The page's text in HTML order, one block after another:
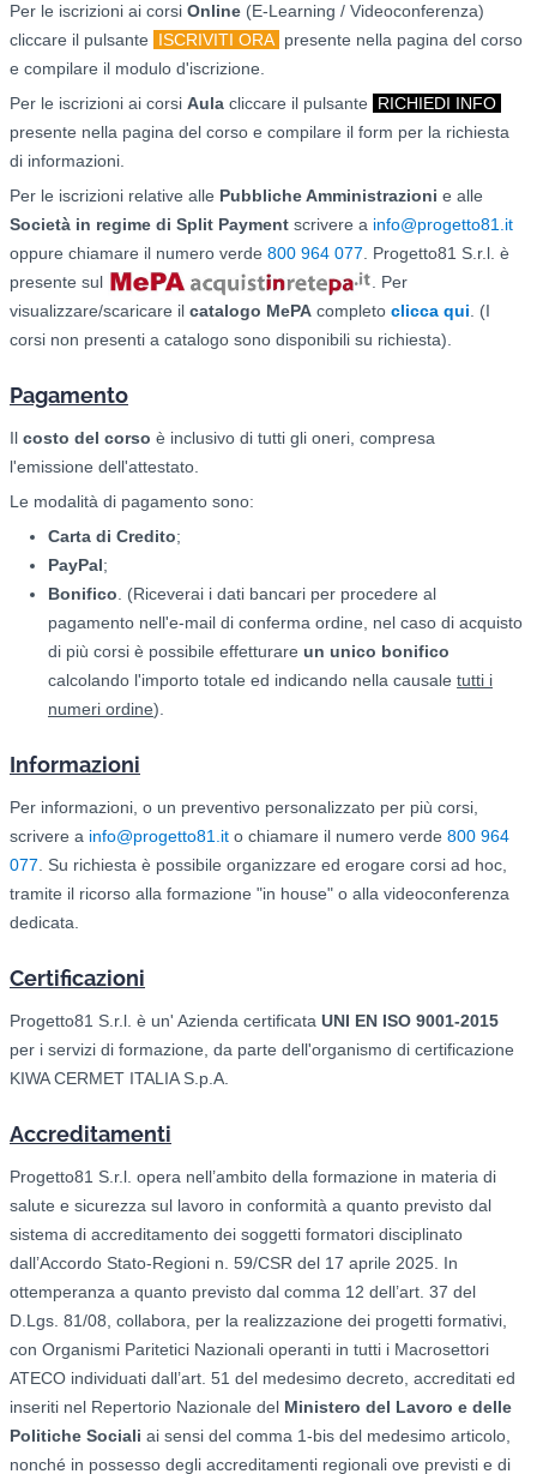
Per le iscrizioni ai corsi Online (E-Learning / Videoconferenza)
cliccare il pulsante
ISCRIVITI ORA presente nella pagina del corso
e compilare il modulo d'iscrizione.
Per le iscrizioni ai corsi Aula cliccare il pulsante
RICHIEDI INFO
presente nella pagina del corso e compilare il form per la richiesta
di informazioni.
Per le iscrizioni relative alle Pubbliche Amministrazioni e alle
Società in regime di Split Payment scrivere a info@progetto81.it
oppure chiamare il numero verde 800 964 077. Progetto81 S.r.l. è
presente sul
. Per
visualizzare/scaricare il catalogo MePA completo clicca qui. (I
corsi non presenti a catalogo sono disponibili su richiesta).
Pagamento
Il costo del corso è inclusivo di tutti gli oneri, compresa
l'emissione dell'attestato.
Le modalità di pagamento sono:
Carta di Credito;
PayPal;
Bonifico. (Riceverai i dati bancari per procedere al
pagamento nell'e-mail di conferma ordine, nel caso di acquisto
di più corsi è possibile effetturare un unico bonifico
calcolando l'importo totale ed indicando nella causale tutti i
numeri ordine).
Informazioni
Per informazioni, o un preventivo personalizzato per più corsi,
scrivere a info@progetto81.it o chiamare il numero verde 800 964
077. Su richiesta è possibile organizzare ed erogare corsi ad hoc,
tramite il ricorso alla formazione "in house" o alla videoconferenza
dedicata.
Certificazioni
Progetto81 S.r.l. è un' Azienda certificata UNI EN ISO 9001-2015
per i servizi di formazione, da parte dell'organismo di certificazione
KIWA CERMET ITALIA S.p.A.
Accreditamenti
Progetto81 S.r.l. opera nell’ambito della formazione in materia di
salute e sicurezza sul lavoro in conformità a quanto previsto dal
sistema di accreditamento dei soggetti formatori disciplinato
dall’Accordo Stato-Regioni n. 59/CSR del 17 aprile 2025. In
ottemperanza a quanto previsto dal comma 12 dell’art. 37 del
D.Lgs. 81/08, collabora, per la realizzazione dei progetti formativi,
con Organismi Paritetici Nazionali operanti in tutti i Macrosettori
ATECO individuati dall’art. 51 del medesimo decreto, accreditati ed
inseriti nel Repertorio Nazionale del Ministero del Lavoro e delle
Politiche Sociali ai sensi del comma 1-bis del medesimo articolo,
nonché in possesso degli accreditamenti regionali ove previsti e di